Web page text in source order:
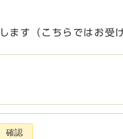
ます（こちらではお受
確認